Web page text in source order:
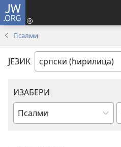
JW.ORG
Псалми
ЈЕЗИК
ИЗАБЕРИ
Библијска